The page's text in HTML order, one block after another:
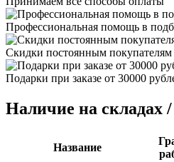
Профессиональная помощь в
Скидки постоянным покупателям
Подарки при заказе от 30000
Наличие на складах
Название